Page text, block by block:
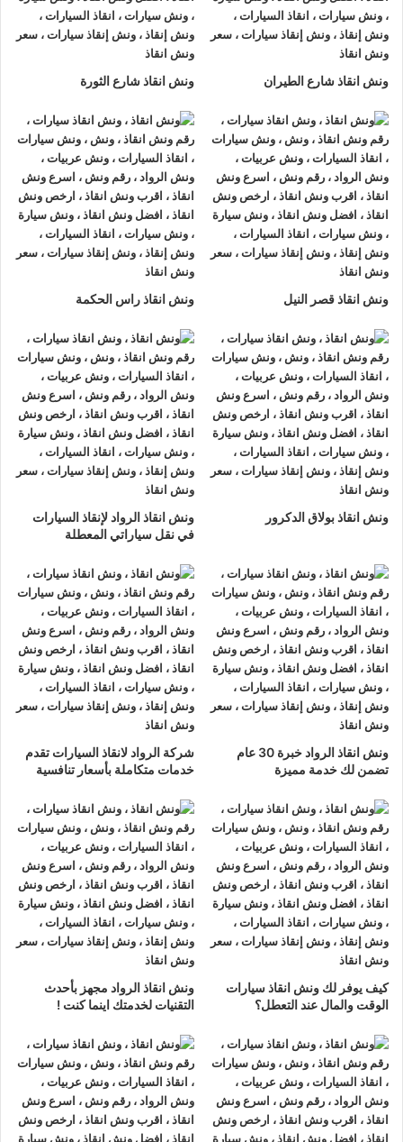
الغربية او على الطريق وذلك لأننا نعمل على مدار الساعة طوال أيام
الأسبوع.
2- الأمان
السيارة امنة تماما حتي الوصول إلي أقرب مركز صيانة.
3- الخبرة
فريق عمل شركة الرواد لإنقاذ و رفع السيارات مدرب على كيفيةنقل
السياراتوتثبيتها عليونش الانقاذ
وذلك إلى جانب خبرتهم المتميزة
في اختيار أسرع الطرق.
تنتشر
اوناش الانقاذ في الغربية
أو علي الطرق الرئيسية في جميع
انحاء الجمهورية وهو ما يسمح بسرعة وصولونش انقاذ السيارات
اليك خلال 15 دقيقة بحد اقصي.
ونش انقاذ الروادلدينا دائماونش انقاذ سيارات في الغربيةلسحب و
إنقاذ سيارتك وأخذك الي اقرب مركز صيانة أو وكيل معتمد ، أتصل بنا
الان ولا تتردد
أرخص ونش انقاذ في الغربية
نحن نعمل على مدار الساعة ، اتصل الان 01063144040
–
يصلك ونش انقاذ سيارات
و مجهز بأحدث المعدات وأحدث وسائل الأمان والراحة.
ونش انقاذ سيارات الغربية
ما يميزنا عن غيرنا انفرادنا بتقديم خدماتنا باحترافية عالية ونعمل منذ
عام 2002 على الطرق السريعة بكافة انحاء جمهورية مصر العربية
لبناء جسور من الثقة المتبادلة بين الشركة وعملائها و انقاذ ونقل
السيارات
سحب السياراتمن الحوادث.
اسرعونش انقاذ سياراتفي الغربية
ونش انقاذ سيارات الغربية لدينا ونش انقاذ سيارات مزود بمعدات
حديثة و مجهزة لـسحب السيارات من الاعطال والحوادث نحنأسرع
ونش انقاذ سياراتيرجي الاتصال بنا عليرقم ونش انقاذ سيارات
01063144040
–
01093018585
–
01120018852ليصلك
اقرب ونش انقاذفي غضون 15 دقائق بحد اقصي.
تليفون ونش انقاذ سياراتفي الغربية
ونش انقاذ الغربيةنحن أرخص ونش أنقاذفي الغربية وأسرع ونش
منك ,ونش انقاذالغربية منونش انقاذ
الرواد نعمل منذ 33 عاما
ومتخصصون في أنقاذ ورفع السيارات وخدمات الإنقاذ السريع ولدينا
اسطول سيارات إنقاذ منتشرة في الغربية و جميع انحاء الجمهورية
لإنقاذ و رفع السيارات المعطلة و سيارات الحوادث.
ونش انقاذ شارع الطيران ونش انقاذ شارع الثورة
ونش انقاذ قصر النيل ونش انقاذ راس الحكمة
ونش انقاذ بولاق الدكرور
ونش انقاذ الرواد لإنقاذ السيارات
في نقل سياراتي المعطلة
ونش انقاذ الرواد خبرة 30 عام
تضمن لك خدمة مميزة
شركة الرواد لانقاذ السيارات تقدم
خدمات متكاملة بأسعار تنافسية
كيف يوفر لك ونش انقاذ سيارات
الوقت والمال عند التعطل؟
ونش انقاذ الرواد مجهز بأحدث
التقنيات لخدمتك اينما كنت !